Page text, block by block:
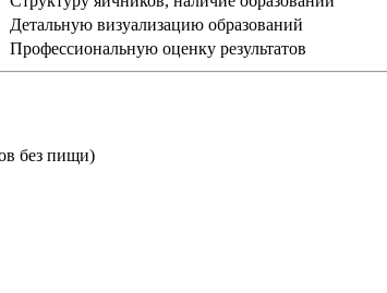
Детальную визуализацию образований
Профессиональную оценку результатов
без пищи)